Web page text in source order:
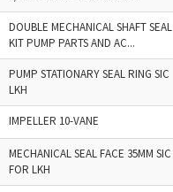
DOUBLE MECHANICAL SHAFT SEAL
KIT PUMP PARTS AND AC...
PUMP STATIONARY SEAL RING SIC
LKH
IMPELLER 10-VANE
MECHANICAL SEAL FACE 35MM SIC
FOR LKH